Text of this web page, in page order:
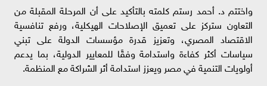
واختتم د. أحمد رستم كلمته بالتأكيد على أن المرحلة المقبلة من
التعاون ستركز على تعميق الإصلاحات الهيكلية، ورفع تنافسية
الاقتصاد المصري، وتعزيز قدرة مؤسسات الدولة على تبني
سياسات أكثر كفاءة واستدامة وفقًا للمعايير الدولية، بما يدعم
أولويات التنمية في مصر ويعزز استدامة أثر الشراكة مع المنظمة.